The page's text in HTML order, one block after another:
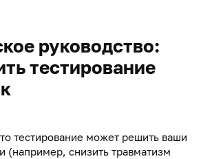
руководство:
тестирование
тестирование может решить ваши
(например, снизить травматизм